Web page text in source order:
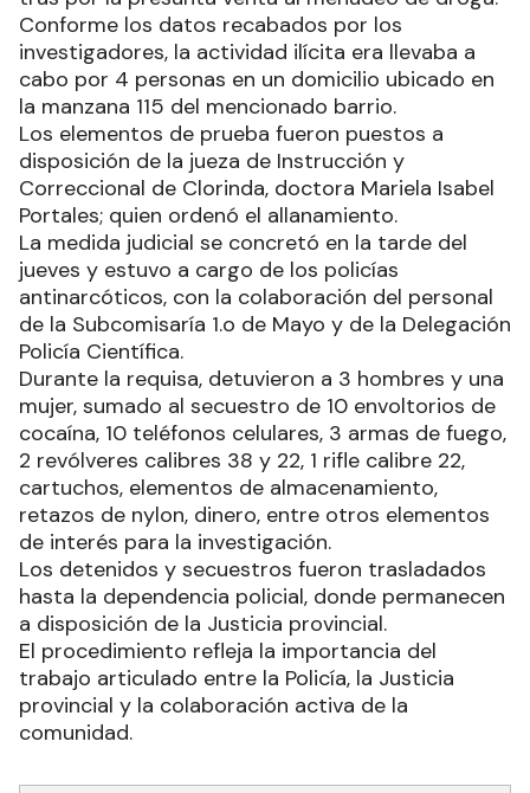
Conforme los datos recabados por los
investigadores, la actividad ilícita era llevaba a
cabo por 4 personas en un domicilio ubicado en
la manzana 115 del mencionado barrio.
Los elementos de prueba fueron puestos a
disposición de la jueza de Instrucción y
Correccional de Clorinda, doctora Mariela Isabel
Portales; quien ordenó el allanamiento.
La medida judicial se concretó en la tarde del
jueves y estuvo a cargo de los policías
antinarcóticos, con la colaboración del personal
de la Subcomisaría 1.o de Mayo y de la Delegación
Policía Científica.
Durante la requisa, detuvieron a 3 hombres y una
mujer, sumado al secuestro de 10 envoltorios de
cocaína, 10 teléfonos celulares, 3 armas de fuego,
2 revólveres calibres 38 y 22, 1 rifle calibre 22,
cartuchos, elementos de almacenamiento,
retazos de nylon, dinero, entre otros elementos
de interés para la investigación.
Los detenidos y secuestros fueron trasladados
hasta la dependencia policial, donde permanecen
a disposición de la Justicia provincial.
El procedimiento refleja la importancia del
trabajo articulado entre la Policía, la Justicia
provincial y la colaboración activa de la
comunidad.